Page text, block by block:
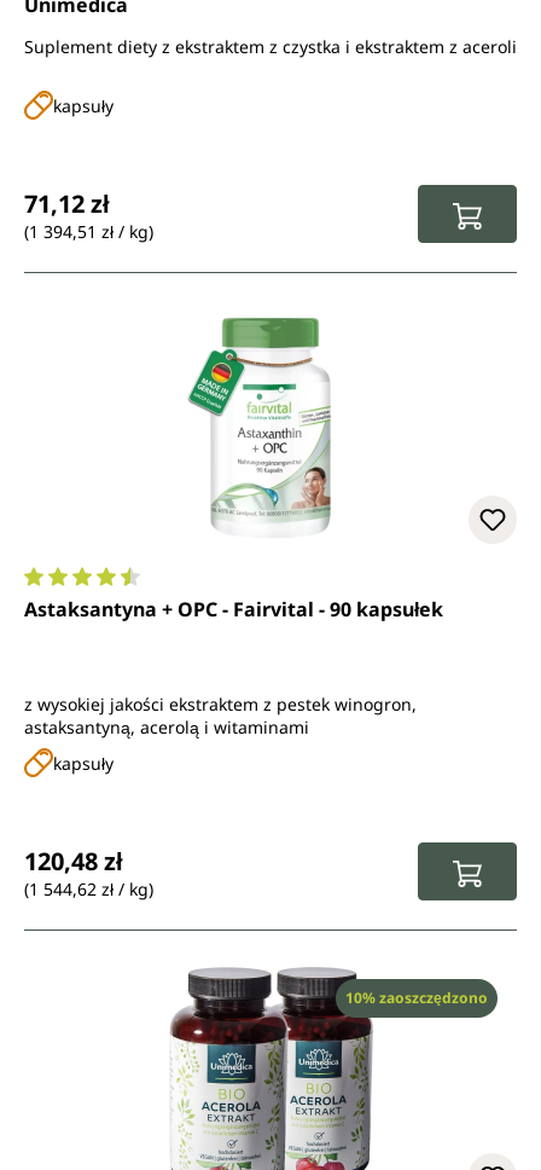
Suplement diety z ekstraktem z czystka i ekstraktem z aceroli
kapsuły
71,12 zł
(1 394,51 zł / kg)
Średnia ocena 4.6 z 5 gwiazdek
Astaksantyna + OPC - Fairvital - 90 kapsułek
z wysokiej jakości ekstraktem z pestek winogron,
astaksantyną, acerolą i witaminami
kapsuły
120,48 zł
(1 544,62 zł / kg)
Rabat
10% zaoszczędzono